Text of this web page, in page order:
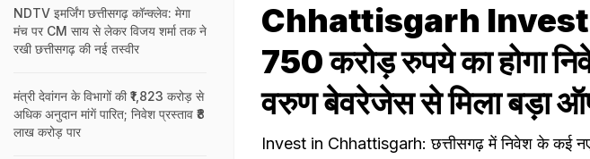
Chhattisgarh
750 करोड़ रुपये का होगा
वरुण बेवरेजेस से मिला बड़ा
Invest in Chhattisgarh: छत्तीसगढ़ में निवेश के कई
NDTV इमर्जिंग छत्तीसगढ़ कॉन्क्लेव: मेगा
मंच पर CM साय से लेकर विजय शर्मा तक ने
रखी छत्तीसगढ़ की नई तस्वीर
मंत्री देवांगन के विभागों की ₹1,823 करोड़ से
अधिक अनुदान मांगें पारित; निवेश प्रस्ताव ₹8
लाख करोड़ पार